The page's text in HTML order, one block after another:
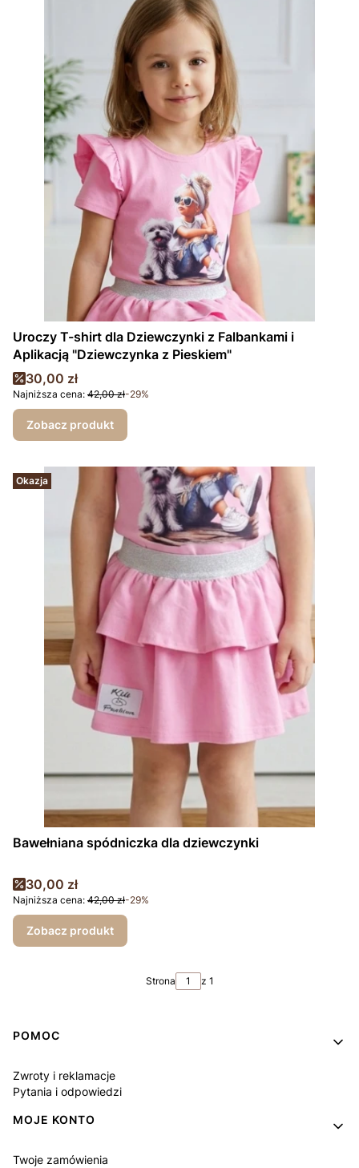
Uroczy T-shirt dla Dziewczynki z Falbankami i
Aplikacją "Dziewczynka z Pieskiem"
Cena promocyjna
30,00 zł
Najniższa cena: 42,00 zł-29%
Zobacz produkt
Okazja
Bawełniana spódniczka dla dziewczynki
Cena promocyjna
30,00 zł
Najniższa cena: 42,00 zł-29%
Zobacz produkt
Strona z 1
Linki w stopce
POMOC
Zwroty i reklamacje
Pytania i odpowiedzi
MOJE KONTO
Twoje zamówienia